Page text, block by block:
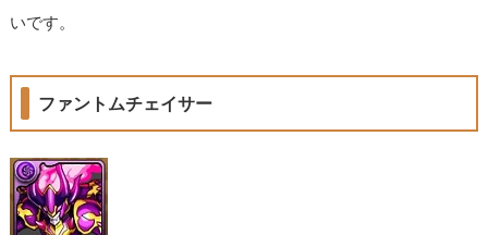
いです。
ファントムチェイサー